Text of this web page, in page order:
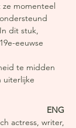
ze momenteel
dit stuk,
eeuwse
te midden
uiterlijke
ENG
actress, writer,